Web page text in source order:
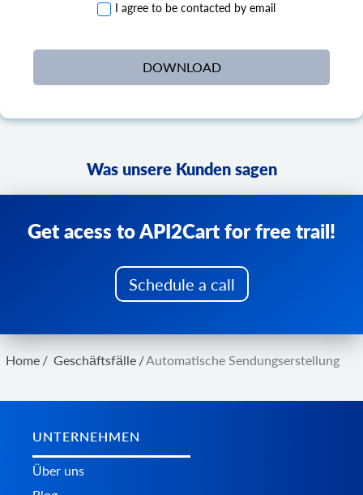
I agree to be contacted by email
Was unsere Kunden sagen
Get acess to API2Cart for free trail!
Schedule a call
Home / Geschäftsfälle /Automatische Sendungserstellung
UNTERNEHMEN
Über uns